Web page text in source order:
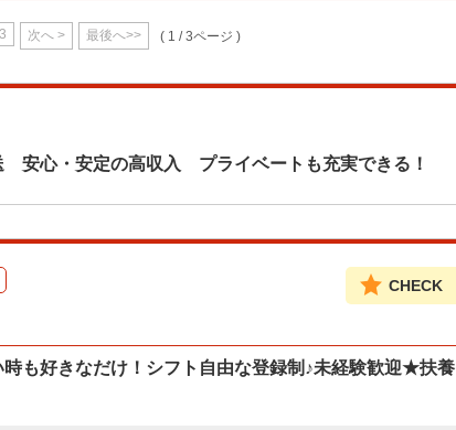
3 次へ > 最後へ>> ( 1 / 3ページ )
安心・安定の高収入 プライベートも充実できる！
CHECK
も好きなだけ！シフト自由な登録制♪未経験歓迎★扶養